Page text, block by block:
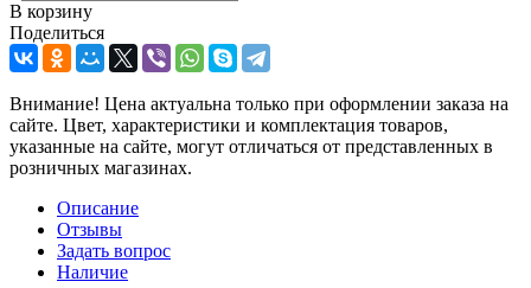
В корзину
Поделиться
Внимание! Цена актуальна только при оформлении заказа на
сайте. Цвет, характеристики и комплектация товаров,
указанные на сайте, могут отличаться от представленных в
розничных магазинах.
Описание
Отзывы
Задать вопрос
Наличие